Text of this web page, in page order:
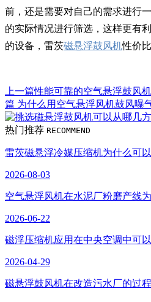
前，还是需要对自己的需求进行
的实际情况进行筛选，这样更有
的设备，雷茨磁悬浮鼓风机性价
上一篇性能可靠的空气悬浮鼓风
篇 为什么用空气悬浮风机鼓风曝
热门推荐 RECOMMEND
雷茨磁悬浮冷媒压缩机为什么可
2026-08-03
空气悬浮风机在水泥厂粉磨产线
2026-06-22
磁浮压缩机应用在中央空调中可
2026-04-29
磁悬浮鼓风机在改造污水厂的过